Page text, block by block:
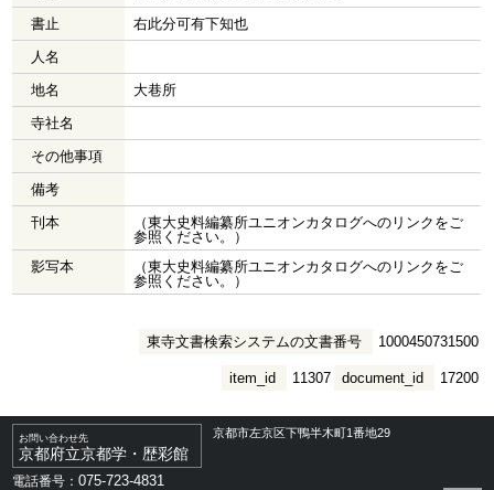
書止
右此分可有下知也
人名
地名
大巷所
寺社名
その他事項
備考
刊本
（東大史料編纂所ユニオンカタログへのリンクをご
参照ください。）
影写本
（東大史料編纂所ユニオンカタログへのリンクをご
参照ください。）
東寺文書検索システムの文書番号 1000450731500
document_id 17200
item_id 11307
お問い合わせ先
京都府立京都学・歴彩館
京都市左京区下鴨半木町1番地29
電話番号：075-723-4831